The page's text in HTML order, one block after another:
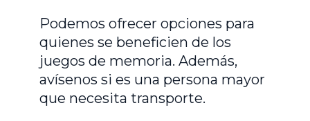
Podemos ofrecer opciones para
quienes se beneficien de los
juegos de memoria. Además,
avísenos si es una persona mayor
que necesita transporte.